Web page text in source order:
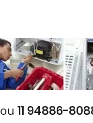
ou 11 94886-